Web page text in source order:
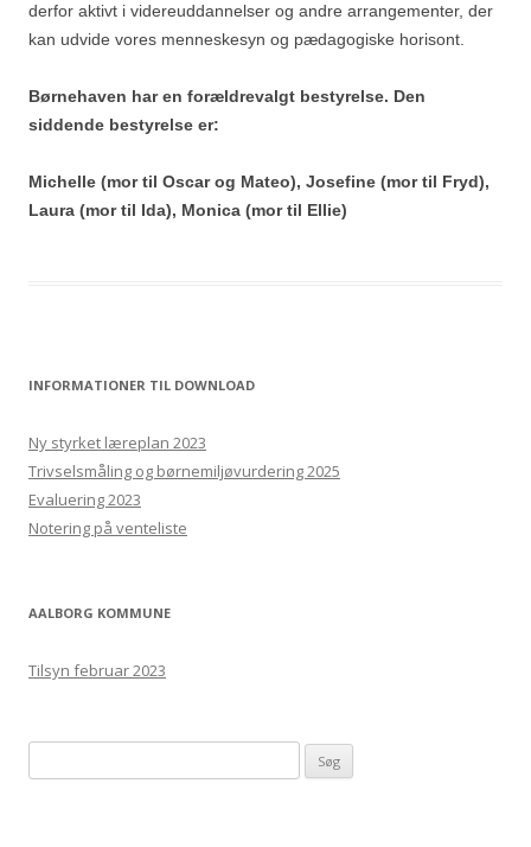
derfor aktivt i videreuddannelser og andre arrangementer, der
kan udvide vores menneskesyn og pædagogiske horisont.
Børnehaven har en forældrevalgt bestyrelse. Den
siddende bestyrelse er:
Michelle (mor til Oscar og Mateo), Josefine (mor til Fryd),
Laura (mor til Ida), Monica (mor til Ellie)
INFORMATIONER TIL DOWNLOAD
Ny styrket læreplan 2023
Trivselsmåling og børnemiljøvurdering 2025
Evaluering 2023
Notering på venteliste
AALBORG KOMMUNE
Tilsyn februar 2023
ø